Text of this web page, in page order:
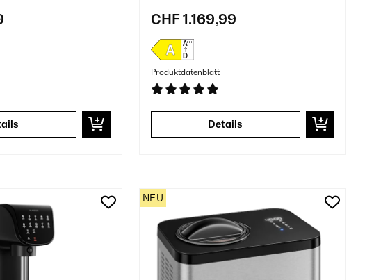
CHF 1.169,99
Produktdatenblatt
Details
NEU